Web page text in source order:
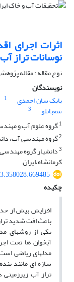
اثرات اجرای
نوسانات تراز
نوع مقاله : مقاله
نویسندگان
بابک سان احمدی
1
شعبانلو
3
1گروه علوم آب و
2گروه مهندسی آب،
3دانشیار گروه
کرمانشاه،ایران
چکیده
افزایش بیش از
باعث افت شدید
یکی از روشهای
آبخوان ها تحت
مدلهای ریاضی
سازه ای مانند
تراز آب